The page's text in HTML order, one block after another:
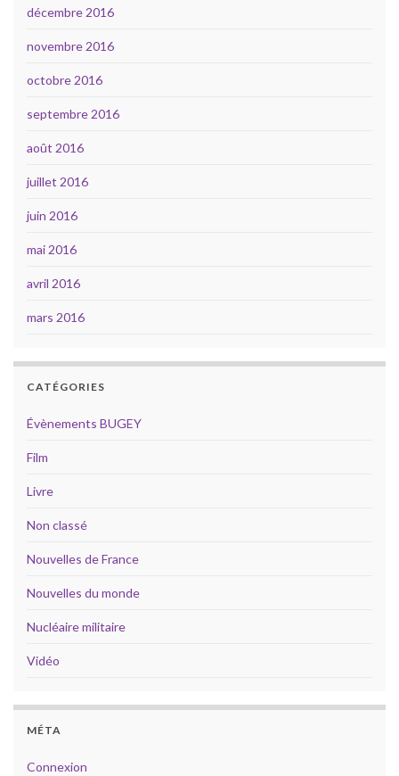
décembre 2016
novembre 2016
octobre 2016
septembre 2016
août 2016
juillet 2016
juin 2016
mai 2016
avril 2016
mars 2016
CATÉGORIES
Évènements BUGEY
Film
Livre
Non classé
Nouvelles de France
Nouvelles du monde
Nucléaire militaire
Vidéo
MÉTA
Connexion